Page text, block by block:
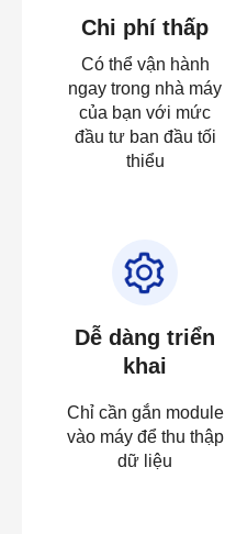
Chi phí thấp
Có thể vận hành
ngay trong nhà máy
của bạn với mức
đầu tư ban đầu tối
thiểu
Dễ dàng triển
khai
Chỉ cần gắn module
vào máy để thu thập
dữ liệu